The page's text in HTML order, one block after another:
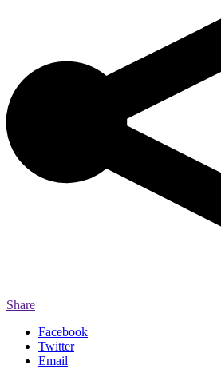
Share
Facebook
Twitter
Email